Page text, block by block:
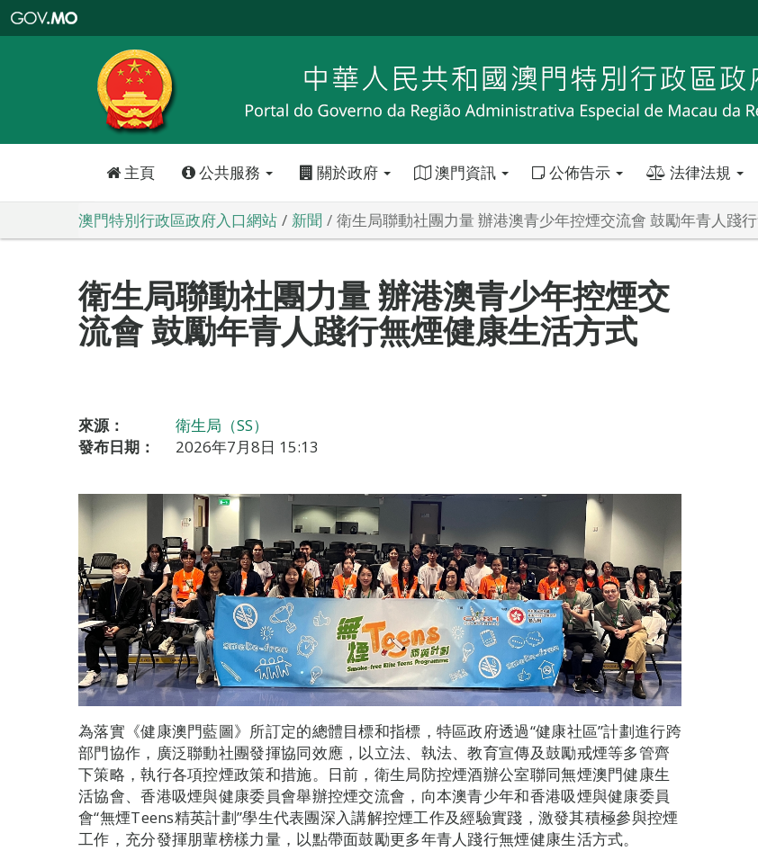
特
政
區
政
口
主頁 公共服務 關於政府 澳門資訊 公佈告示 法律法規
澳門特別行政區政府入口網站 新聞 衛生局聯動社團力量 辦港澳青少年控煙交流會 鼓勵年青人踐
衛生局聯動社團力量 辦港澳青少年控煙交
流會 鼓勵年青人踐行無煙健康生活方式
來源：
衛生局（SS）
發布日期：
2026年7月8日 15:13
為落實《健康澳門藍圖》所訂定的總體目標和指標，特區政府透過“健康社區”計劃進行跨
部門協作，廣泛聯動社團發揮協同效應，以立法、執法、教育宣傳及鼓勵戒煙等多管齊
下策略，執行各項控煙政策和措施。日前，衛生局防控煙酒辦公室聯同無煙澳門健康生
活協會、香港吸煙與健康委員會舉辦控煙交流會，向本澳青少年和香港吸煙與健康委員
會“無煙Teens精英計劃”學生代表團深入講解控煙工作及經驗實踐，激發其積極參與控煙
工作，充分發揮朋輩榜樣力量，以點帶面鼓勵更多年青人踐行無煙健康生活方式。